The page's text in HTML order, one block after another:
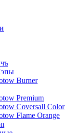
Burner
Premium
Coversall Color
Flame Orange